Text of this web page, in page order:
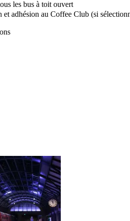
les bus à toit ouvert
et adhésion au Coffee Club (si